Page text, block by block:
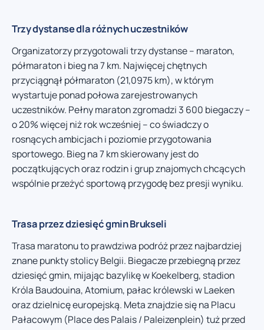
Trzy dystanse dla różnych uczestników
Organizatorzy przygotowali trzy dystanse – maraton,
półmaraton i bieg na 7 km. Najwięcej chętnych
przyciągnął półmaraton (21,0975 km), w którym
wystartuje ponad połowa zarejestrowanych
uczestników. Pełny maraton zgromadzi 3 600 biegaczy –
o 20% więcej niż rok wcześniej – co świadczy o
rosnących ambicjach i poziomie przygotowania
sportowego. Bieg na 7 km skierowany jest do
początkujących oraz rodzin i grup znajomych chcących
wspólnie przeżyć sportową przygodę bez presji wyniku.
Trasa przez dziesięć gmin Brukseli
Trasa maratonu to prawdziwa podróż przez najbardziej
znane punkty stolicy Belgii. Biegacze przebiegną przez
dziesięć gmin, mijając bazylikę w Koekelberg, stadion
Króla Baudouina, Atomium, pałac królewski w Laeken
oraz dzielnicę europejską. Meta znajdzie się na Placu
Pałacowym (Place des Palais / Paleizenplein) tuż przed